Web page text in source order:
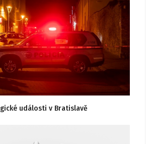
události v Bratislavě